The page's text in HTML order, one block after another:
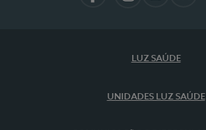
LUZ SAÚDE
UNIDADES LUZ SAÚDE